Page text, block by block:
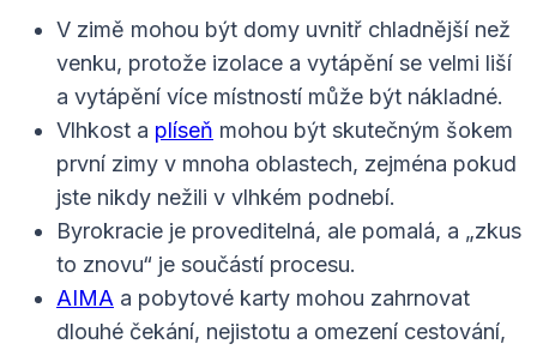
V zimě mohou být domy uvnitř chladnější než
venku, protože izolace a vytápění se velmi liší
a vytápění více místností může být nákladné.
Vlhkost a plíseň mohou být skutečným šokem
první zimy v mnoha oblastech, zejména pokud
jste nikdy nežili v vlhkém podnebí.
Byrokracie je proveditelná, ale pomalá, a „zkus
to znovu“ je součástí procesu.
AIMA a pobytové karty mohou zahrnovat
dlouhé čekání, nejistotu a omezení cestování,